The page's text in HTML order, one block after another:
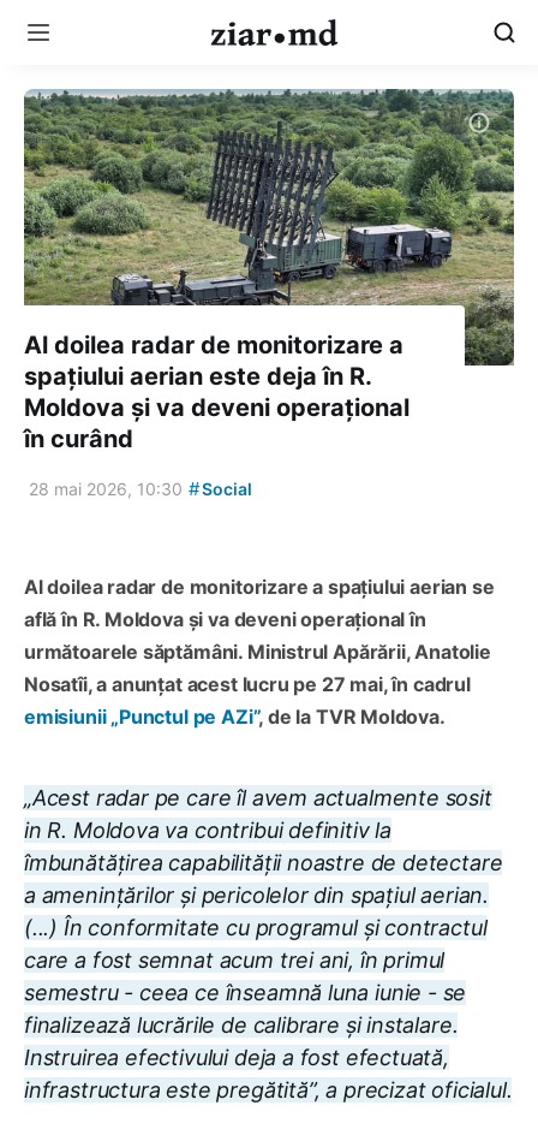
Al doilea radar de monitorizare a
spațiului aerian este deja în R.
Moldova și va deveni operațional
în curând
28 mai 2026, 10:30 #Social
Al doilea radar de monitorizare a spațiului aerian se
află în R. Moldova și va deveni operațional în
următoarele săptămâni. Ministrul Apărării, Anatolie
Nosatîi, a anunțat acest lucru pe 27 mai, în cadrul
emisiunii „Punctul pe AZi”, de la TVR Moldova.
„Acest radar pe care îl avem actualmente sosit
in R. Moldova va contribui definitiv la
îmbunătățirea capabilității noastre de detectare
a amenințărilor și pericolelor din spațiul aerian.
(...) În conformitate cu programul și contractul
care a fost semnat acum trei ani, în primul
semestru - ceea ce înseamnă luna iunie - se
finalizează lucrările de calibrare și instalare.
Instruirea efectivului deja a fost efectuată,
infrastructura este pregătită”, a precizat oficialul.